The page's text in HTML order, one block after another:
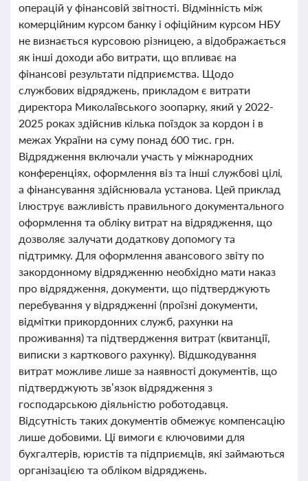
операцій у фінансовій звітності. Відмінність між
комерційним курсом банку і офіційним курсом НБУ
не визнається курсовою різницею, а відображається
як інші доходи або витрати, що впливає на
фінансові результати підприємства. Щодо
службових відряджень, прикладом є витрати
директора Миколаївського зоопарку, який у 2022-
2025 роках здійснив кілька поїздок за кордон і в
межах України на суму понад 600 тис. грн.
Відрядження включали участь у міжнародних
конференціях, оформлення віз та інші службові цілі,
а фінансування здійснювала установа. Цей приклад
ілюструє важливість правильного документального
оформлення та обліку витрат на відрядження, що
дозволяє залучати додаткову допомогу та
підтримку. Для оформлення авансового звіту по
закордонному відрядженню необхідно мати наказ
про відрядження, документи, що підтверджують
перебування у відрядженні (проїзні документи,
відмітки прикордонних служб, рахунки на
проживання) та підтвердження витрат (квитанції,
виписки з карткового рахунку). Відшкодування
витрат можливе лише за наявності документів, що
підтверджують зв’язок відрядження з
господарською діяльністю роботодавця.
Відсутність таких документів обмежує компенсацію
лише добовими. Ці вимоги є ключовими для
бухгалтерів, юристів та підприємців, які займаються
організацією та обліком відряджень.